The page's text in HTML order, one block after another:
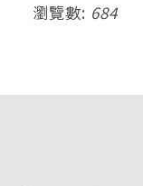
瀏覽數: 684